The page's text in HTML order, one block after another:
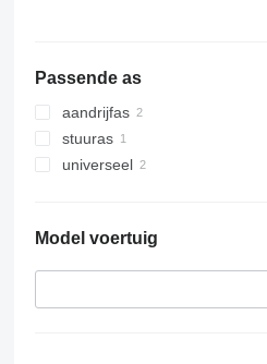
Passende as
aandrijfas
stuuras
universeel
Model voertuig